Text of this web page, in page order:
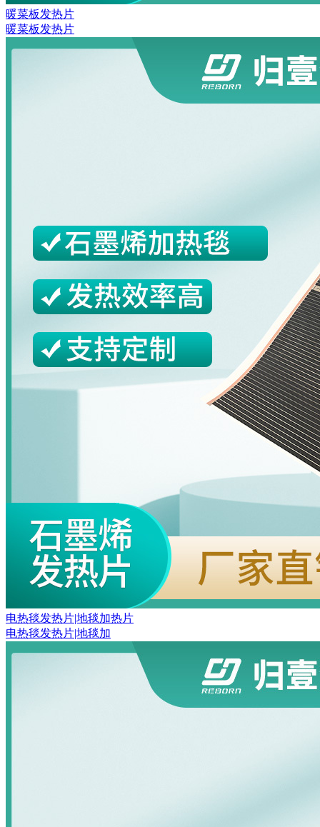
暖菜板发热片
暖菜板发热片
电热毯发热片|地毯加热片
电热毯发热片|地毯加